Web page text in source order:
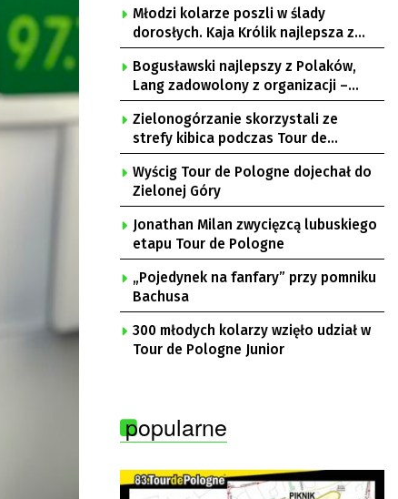
Młodzi kolarze poszli w ślady
dorosłych. Kaja Królik najlepsza z
Lubuszanek w Tour de Pologne Junior
Bogusławski najlepszy z Polaków,
Lang zadowolony z organizacji –
komentarze po 3. etapie Tour de
Pologne
Zielonogórzanie skorzystali ze
strefy kibica podczas Tour de
Pologne
Wyścig Tour de Pologne dojechał do
Zielonej Góry
Jonathan Milan zwycięzcą lubuskiego
etapu Tour de Pologne
„Pojedynek na fanfary” przy pomniku
Bachusa
300 młodych kolarzy wzięło udział w
Tour de Pologne Junior
popularne